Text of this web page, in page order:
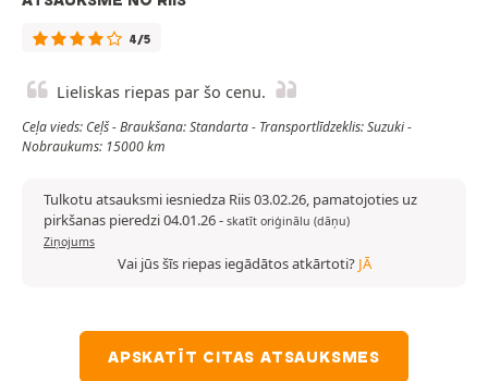
4/5
Lieliskas riepas par šo cenu.
Ceļa vieds: Ceļš - Braukšana: Standarta - Transportlīdzeklis: Suzuki -
Nobraukums: 15000 km
Tulkotu atsauksmi iesniedza Riis 03.02.26, pamatojoties uz
pirkšanas pieredzi 04.01.26- skatīt oriģinālu (dāņu)
Ziņojums
Vai jūs šīs riepas iegādātos atkārtoti? JĀ
APSKATĪT CITAS ATSAUKSMES